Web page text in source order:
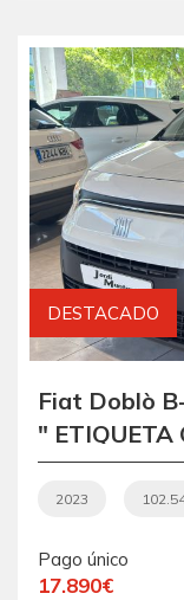
DESTACADO
Fiat Doblò
" ETIQUETA
REVISADA Y
CONSUMO ".-
2023
Pago único
17.890€